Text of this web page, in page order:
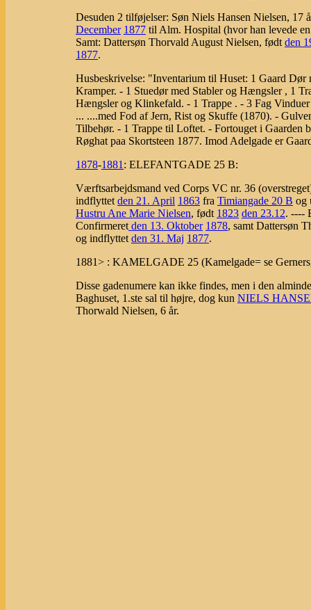
Desuden 2 tilføjelser: Søn Niels Hansen Nielsen, 17
December 1877 til Alm. Hospital (hvor han levede
Samt: Dattersøn Thorvald August Nielsen, født den
1877.
Husbeskrivelse: "Inventarium til Huset: 1 Gaard
Kramper. - 1 Stuedør med Stabler og Hængsler , 1
Hængsler og Klinkefald. - 1 Trappe . - 3 Fag
... ....med Fod af Jern, Rist og Skuffe (1870). -
Tilbehør. - 1 Trappe til Loftet. - Fortouget i
Røghat paa Skortsteen 1877. Imod Adelgade er
1878-1881 : ELEFANTGADE 25 B:
Værftsarbejdsmand ved Corps VC nr. 36
indflyttet den 21. April 1863 fra Timiangade 20 B og
Hustru Ane Marie Nielsen, født 1823 den 23.12. ----
Confirmeret den 13. Oktober 1878, samt Dattersøn
og indflyttet den 31. Maj 1877.
1881> : KAMELGADE 25 (Kamelgade= se
Disse gadenumere kan ikke findes, men i den
Baghuset, 1.ste sal til højre, dog kun NIELS
Thorwald Nielsen, 6 år.